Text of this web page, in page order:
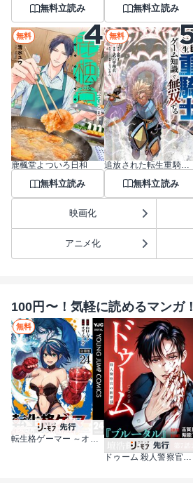
無料立読み 無料立読み
無料
鹿楓堂よついろ日和
無料立読み
無料
追放された転生重騎士はゲーム知識で無双する
無料立読み
映画化
アニメ化
100円〜！気軽に読めるマンガ！
無料
転生格ゲーマー ～オジでも勝てる異世界攻略～ 分冊版
ドゥーム 殺人警察官の断罪録 分冊版